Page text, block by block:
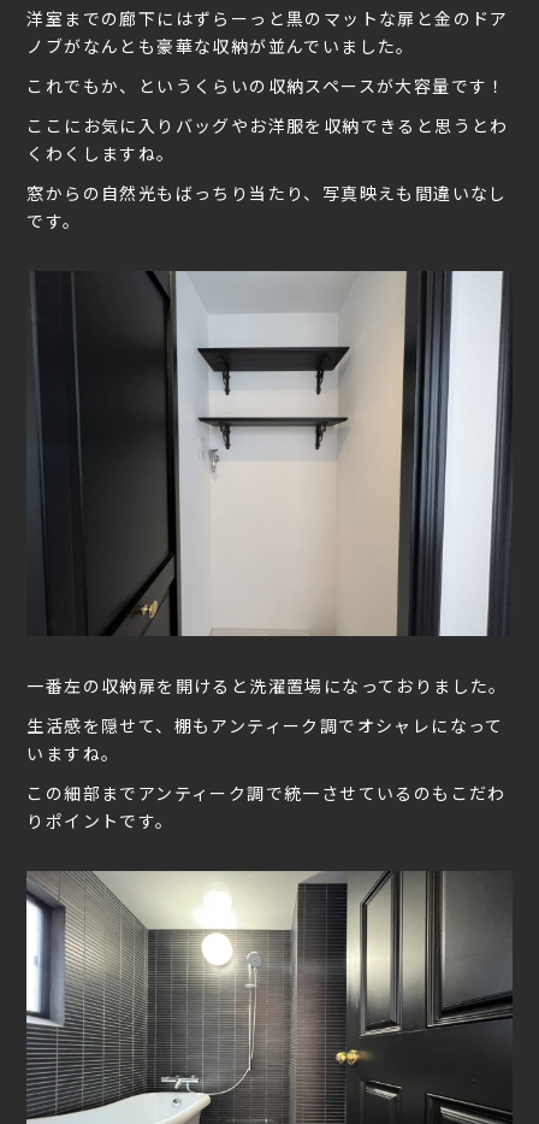
洋室までの廊下にはずらーっと黒のマットな扉と金のドア
ノブがなんとも豪華な収納が並んでいました。
これでもか、というくらいの収納スペースが大容量です！
ここにお気に入りバッグやお洋服を収納できると思うとわ
くわくしますね。
窓からの自然光もばっちり当たり、写真映えも間違いなし
です。
一番左の収納扉を開けると洗濯置場になっておりました。
生活感を隠せて、棚もアンティーク調でオシャレになって
いますね。
この細部までアンティーク調で統一させているのもこだわ
りポイントです。